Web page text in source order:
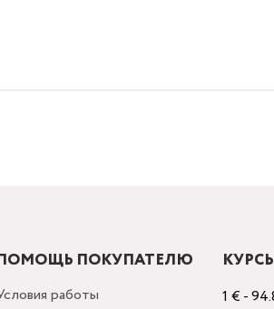
ПОКУПАТЕЛЮ
работы
1 € -